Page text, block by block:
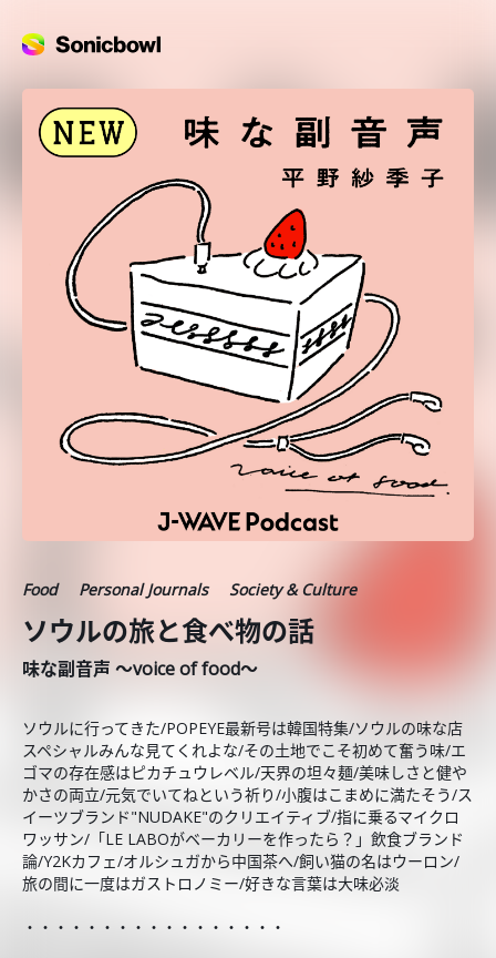
Food Personal Journals Society & Culture
ソウルの旅と食べ物の話
味な副音声 ～voice of food～
ソウルに行ってきた/POPEYE最新号は韓国特集/ソウルの味な店
スペシャルみんな見てくれよな/その土地でこそ初めて奮う味/エ
ゴマの存在感はピカチュウレベル/天界の坦々麺/美味しさと健や
かさの両立/元気でいてねという祈り/小腹はこまめに満たそう/ス
イーツブランド"NUDAKE"のクリエイティブ/指に乗るマイクロ
ワッサン/「LE LABOがベーカリーを作ったら？」飲食ブランド
論/Y2Kカフェ/オルシュガから中国茶へ/飼い猫の名はウーロン/
旅の間に一度はガストロノミー/好きな言葉は大味必淡
・・・・・・・・・・・・・・・・・